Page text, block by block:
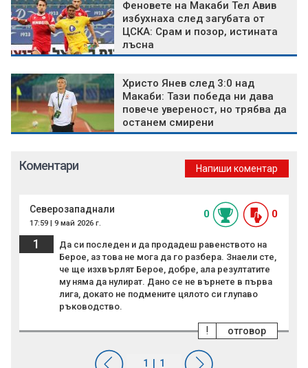
Феновете на Макаби Тел Авив
избухнаха след загубата от
ЦСКА: Срам и позор, истината
лъсна
Христо Янев след 3:0 над
Макаби: Тази победа ни дава
повече увереност, но трябва да
останем смирени
Коментари Напиши коментар
Северозападнали
17:59 | 9 май 2026 г.
0 0
1
Да си последен и да продадеш равенството на
Берое, аз това не мога да го разбера. Знаели сте,
че ще изхвърлят Берое, добре, ала резултатите
му няма да нулират. Дано се не върнете в първа
лига, докато не подмените цялото си глупаво
ръководство.
отговор
!